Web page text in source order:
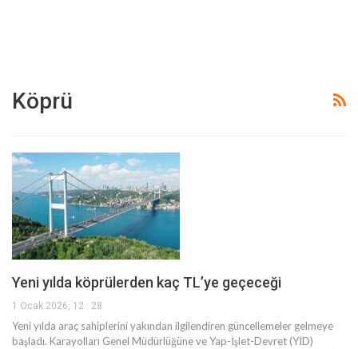
Köprü
Yeni yılda köprülerden kaç TL’ye geçeceği
1 Ocak 2026, 12 : 28
Yeni yılda araç sahiplerini yakından ilgilendiren güncellemeler gelmeye
başladı. Karayolları Genel Müdürlüğüne ve Yap-İşlet-Devret (YİD)